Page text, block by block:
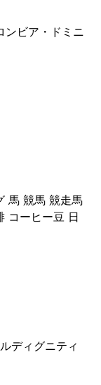
ンビア・ドミニ
馬 競馬 競走馬
コーヒー豆 日
ディグニティ